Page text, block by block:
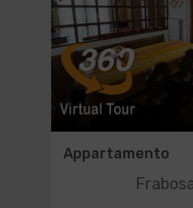
Appartamento